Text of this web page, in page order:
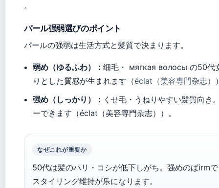
。
パール强弱選びのポイント
パールの强弱は生活方式と髪質で決まります。
弱め（ゆるふわ）：细毛・ мягкая волосы の50代
りとした質感が生まれます（éclat（美容専門杂志）
强め（しっかり）： くせ毛・うねりやすい髪質向き
ーできます（éclat（美容専門杂志））。
なぜこれが重要か
50代は髪のハリ・コシが低下しがち。强めのぱirm
スタイリング维持が乐になります。